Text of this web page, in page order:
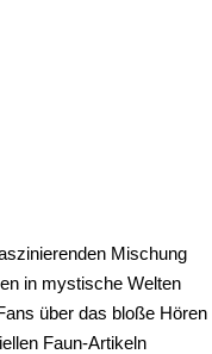
Mischung
in mystische Welten
über das bloße Hören
Faun-Artikeln